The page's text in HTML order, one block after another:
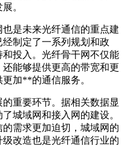
。
是未来光纤通信的重点建
制定了一系列规划和政
投入。光纤骨干网不仅能
能够提供更高的带宽和更
加**的通信服务。
重要环节。据相关数据显
城域网和接入网的建设。
需求更加迫切，城域网的
改造也是光纤通信行业的